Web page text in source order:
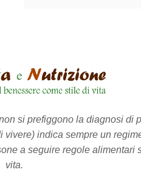
si prefiggono la diagnosi di
vivere)indica sempre un
a seguire regole
vita.